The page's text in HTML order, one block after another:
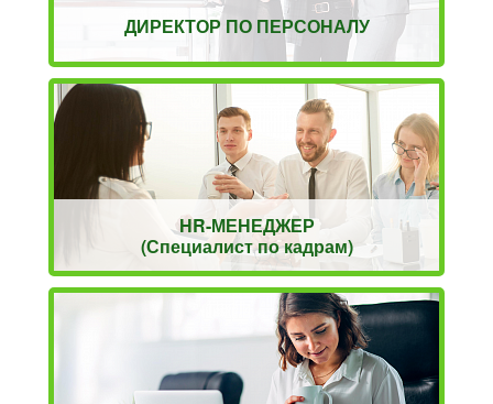
ДИРЕКТОР ПО ПЕРСОНАЛУ
HR-МЕНЕДЖЕР
(Специалист по кадрам)